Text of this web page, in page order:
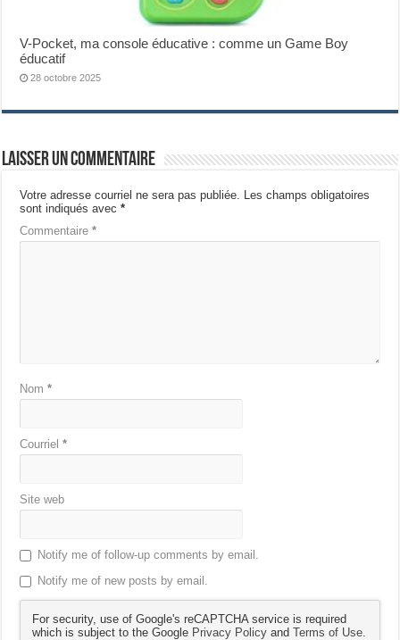
V-Pocket, ma console éducative : comme un Game Boy
éducatif
28 octobre 2025
Laisser un commentaire
Votre adresse courriel ne sera pas publiée. Les champs obligatoires
sont indiqués avec*
Commentaire*
Nom*
Courriel*
Site web
Notify me of follow-up comments by email.
Notify me of new posts by email.
For security, use of Google's reCAPTCHA service is required
which is subject to the Google Privacy Policy andTerms of Use